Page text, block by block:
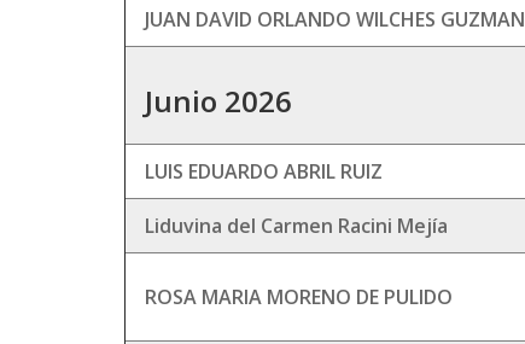
JUAN DAVID ORLANDO WILCHES GUZMAN
Junio 2026
LUIS EDUARDO ABRIL RUIZ
Liduvina del Carmen Racini Mejía
ROSA MARIA MORENO DE PULIDO